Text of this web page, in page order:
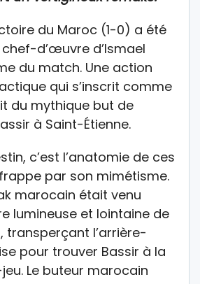
du Maroc (1-0) a été
d’œuvre d’Ismael
du match. Une action
qui s’inscrit comme
du mythique but de
à Saint-Étienne.
c’est l’anatomie de ces
par son mimétisme.
marocain était venu
lumineuse et lointaine de
transperçant l’arrière-
pour trouver Bassir à la
Le buteur marocain